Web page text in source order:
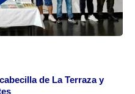
de La Terraza y